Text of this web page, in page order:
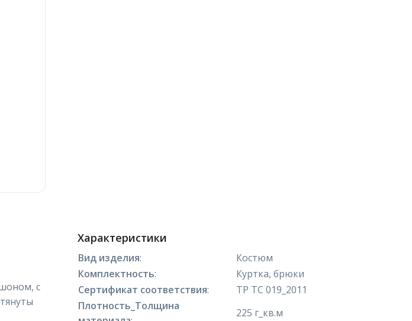
с
Характеристики
Вид изделия:
Костюм
Комплектность:
Куртка, брюки
Сертификат соответствия:
ТР ТС 019_2011
Плотность_Толщина
225 г_кв.м